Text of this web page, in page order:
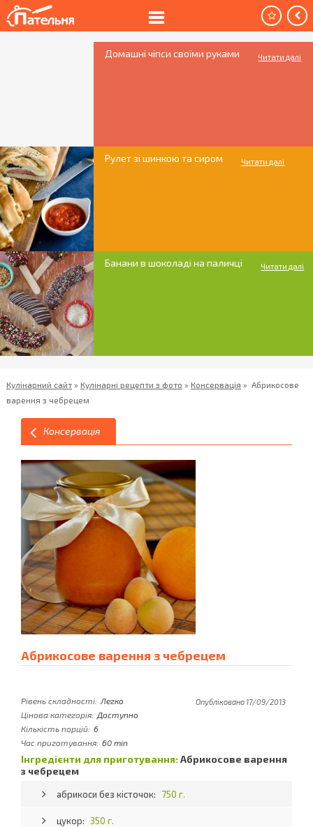
Домашні чіпси своїми руками Читати далі
Рулет зі шинкою та сиром Читати далі
Банани в шоколаді на паличці Читати далі
Кулінарний сайт» Кулінарні рецепти з фото » Консервація » Абрикосове
варення з чебрецем
Консервація
Абрикосове варення з чебрецем
Рівень складності: Легко
Цінова категорія: Доступно
Кількість порцій: 6
Час приготування: 60 min
Опубліковано 17/09/2013
Інгредієнти для приготування:Абрикосове варення
з чебрецем
абрикоси без кісточок: 750 г.
цукор: 350 г.